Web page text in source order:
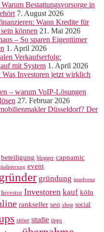
Bestattungsvorsorge in
7. August 2026
Wann Kredite für
können 21. Mai 2026
– So sparen Eigentümer
1. April 2026
Verkaufserfolg:
mit System 1. April 2026
Investoren jetzt wirklich
– warum VoIP-Lösungen
27. Februar 2026
Düsseldorf? Der
beteiligung blogger capnamic
event
gründung insolvenz
Investor Investoren kauf köln
rankseller seo shop social
ströer studie tipps